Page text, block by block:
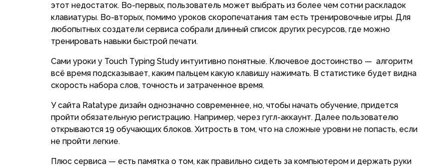
этот недостаток. Во-первых, пользователь может выбрать из более чем сотни раскладок
клавиатуры. Во-вторых, помимо уроков скоропечатания там есть тренировочные игры. Для
любопытных создатели сервиса собрали длинный список других ресурсов, где можно
тренировать навыки быстрой печати.
Сами уроки у Touch Typing Study интуитивно понятные. Ключевое достоинство — алгоритм
всё время подсказывает, каким пальцем какую клавишу нажимать. В статистике будет видна
скорость набора слов, точность и затраченное время.
У сайта Ratatype дизайн однозначно современнее, но, чтобы начать обучение, придется
пройти обязательную регистрацию. Например, через гугл-аккаунт. Далее пользователю
открываются 19 обучающих блоков. Хитрость в том, что на сложные уровни не попасть, если
не пройти легкие.
Плюс сервиса — есть памятка о том, как правильно сидеть за компьютером и держать руки